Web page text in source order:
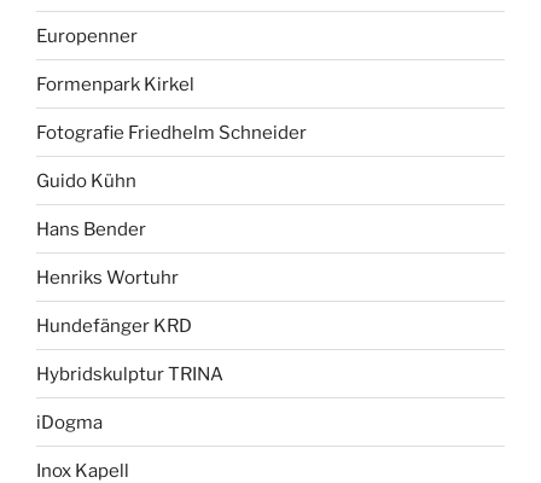
Europenner
Formenpark Kirkel
Fotografie Friedhelm Schneider
Guido Kühn
Hans Bender
Henriks Wortuhr
Hundefänger KRD
Hybridskulptur TRINA
iDogma
Inox Kapell